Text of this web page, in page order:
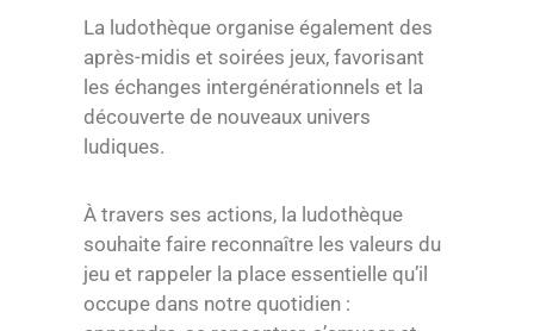
La ludothèque organise également des
après-midis et soirées jeux, favorisant
les échanges intergénérationnels et la
découverte de nouveaux univers
ludiques.
À travers ses actions, la ludothèque
souhaite faire reconnaître les valeurs du
jeu et rappeler la place essentielle qu’il
occupe dans notre quotidien :